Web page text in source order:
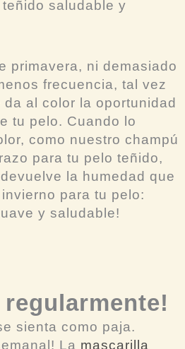
saludable y
primavera, ni demasiado
frecuencia, tal vez
al color la oportunidad
tu pelo. Cuando lo
como nuestro champú
para tu pelo teñido,
la humedad que
para tu pelo:
y saludable!
sienta como paja.
La mascarilla